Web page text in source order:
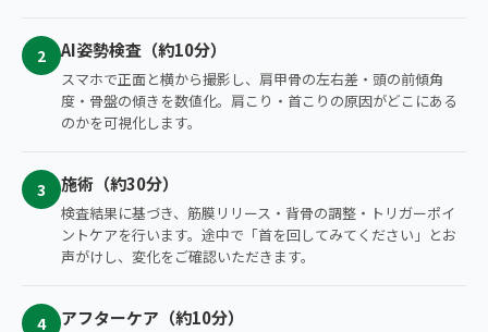
2 AI姿勢検査（約10分）
スマホで正面と横から撮影し、肩甲骨の左右差・頭の前傾角
度・骨盤の傾きを数値化。肩こり・首こりの原因がどこにある
のかを可視化します。
3 施術（約30分）
検査結果に基づき、筋膜リリース・背骨の調整・トリガーポイ
ントケアを行います。途中で「首を回してみてください」とお
声がけし、変化をご確認いただきます。
4 アフターケア（約10分）